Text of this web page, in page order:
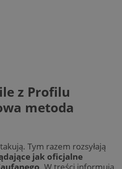
z Profilu
metoda
Tym razem rozsyłają
jak oficjalne